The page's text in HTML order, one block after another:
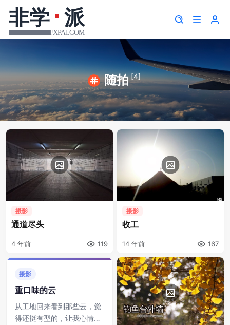
随拍 [4]
摄影
通道尽头
4 年前 119
摄影
收工
14 年前 167
摄影
重口味的云
从工地回来看到那些云，觉
得还挺有型的，让我心情舒